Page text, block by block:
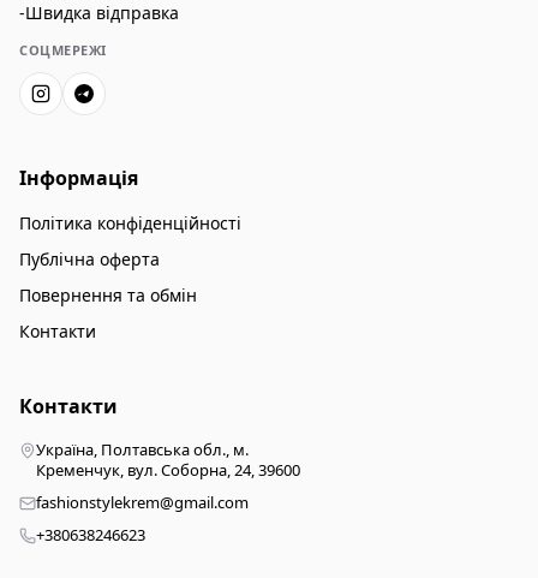
-Швидка відправка
СОЦМЕРЕЖІ
Інформація
Політика конфіденційності
Публічна оферта
Повернення та обмін
Контакти
Контакти
Україна, Полтавська обл., м.
Кременчук, вул. Соборна, 24, 39600
fashionstylekrem@gmail.com
+380638246623